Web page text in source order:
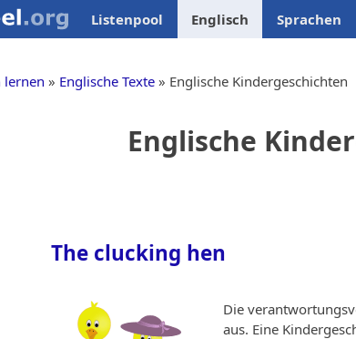
Listenpool Englisch Sprachen
lernen Englische Texte Englische Kindergeschichten
Englische
The clucking hen
Die
aus. Eine